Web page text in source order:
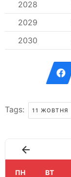
2028
2029
2030
Tags: 11 ЖОВТНЯ
ПН ВТ